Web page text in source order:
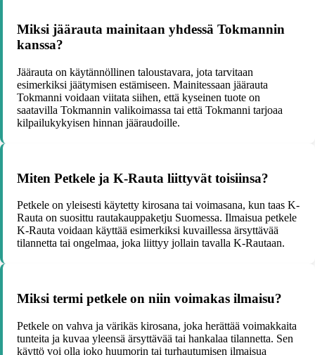
Miksi jäärauta mainitaan yhdessä Tokmannin
kanssa?
Jäärauta on käytännöllinen taloustavara, jota tarvitaan
esimerkiksi jäätymisen estämiseen. Mainitessaan jäärauta
Tokmanni voidaan viitata siihen, että kyseinen tuote on
saatavilla Tokmannin valikoimassa tai että Tokmanni tarjoaa
kilpailukykyisen hinnan jääraudoille.
Miten Petkele ja K-Rauta liittyvät toisiinsa?
Petkele on yleisesti käytetty kirosana tai voimasana, kun taas K-
Rauta on suosittu rautakauppaketju Suomessa. Ilmaisua petkele
K-Rauta voidaan käyttää esimerkiksi kuvaillessa ärsyttävää
tilannetta tai ongelmaa, joka liittyy jollain tavalla K-Rautaan.
Miksi termi petkele on niin voimakas ilmaisu?
Petkele on vahva ja värikäs kirosana, joka herättää voimakkaita
tunteita ja kuvaa yleensä ärsyttävää tai hankalaa tilannetta. Sen
käyttö voi olla joko huumorin tai turhautumisen ilmaisua